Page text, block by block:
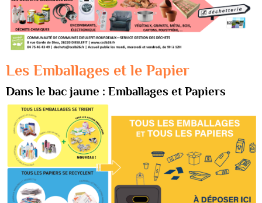
Les Emballages et le Papier
Dans le bac jaune : Emballages et Papiers